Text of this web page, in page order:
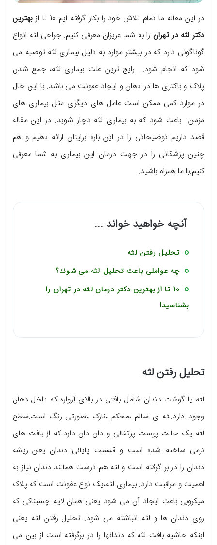
در این مقاله ما تمام تلاش خود را بکار گرفته ایم 10 تا از
بهترین
دکتر لثه در تهران را به شما عزیزان معرفی کنیم. جراحی لثه انواع
گوناگونی دارد که در بیشتر موارد به دلیل بیماری لثه توصیه می
شود که انجام شود. رایج ترین علت بیماری لثه، جمع شدن
پلاک و باکتری ها در دهان و ایجاد عفونت می باشد. با این حال
در موارد کمی ممکن است عامل های دیگری مثل بیماری های
مزمن باعث شود که به بیماری لثه دچار شوید. در این مقاله
قصد داریم توضیحاتی را در این باره برایتان ارائه دهیم و هم
چنین پزشکانی را در جهت درمان این بیماری به شما معرفی
کنیم.با ما همراه باشید.
آنچه خواهید خواند ...
تحلیل رفتن لثه
چه عواملی باعث تحلیل لثه می شوند؟
10 تا از بهترین دکتر درمان لثه در تهران را
بشناسید!
تحلیل رفتن لثه
لثه یا گوشت دندان شامل بافتی در بالای آرواره که داخل دهان
وجود دارد.لثه ی سالم ،محکم ،نازک ،صورتی رنگ است.سطح
لثه یک حالت پوست پرتغالی و دان دان دارد که از بافت های
نرمی ساخته شده است و قسمت پایانی دندان یعن ریشه
دندان را در بر گرفته است و لثه هم درست همانند دندان نیاز به
اهمیت و مراقبت دارد. بیماری لثه،یک نوع عفونت است که پلاک
میکروبی باعث ایجاد آن می شود یعنی همان لایه چسبناکی که
روی دندان ها و لثه انباشته می شود. تحلیل رفتن لثه یعنی
اینکه حاشیه بافت لثه که دندانها را در برگرفته است از بین می